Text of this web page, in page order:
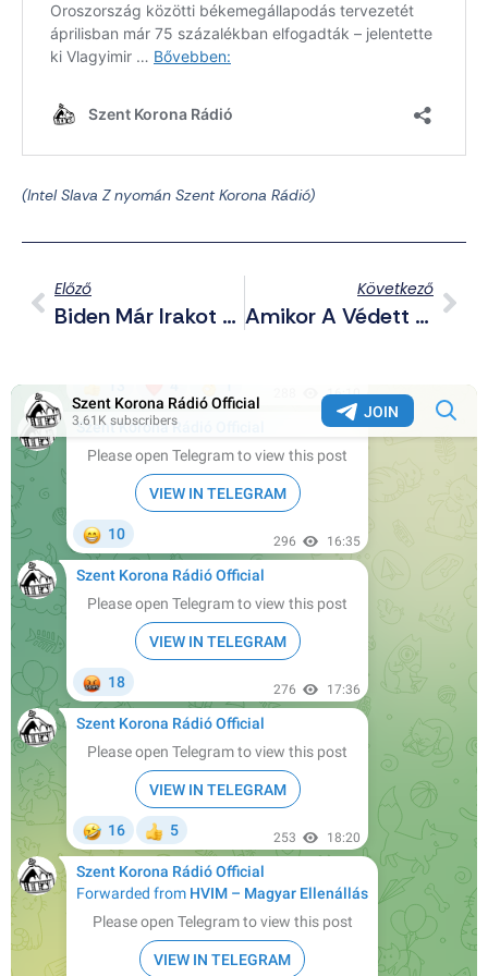
(Intel Slava Z nyomán Szent Korona Rádió)
Előző
Biden Már Irakot És Ukrajnát Is Keveri, Saját Fiára Még Mindig Nem Emlékszik
Következő
Amikor A Védett Állat Lerágja A Védett Növényt